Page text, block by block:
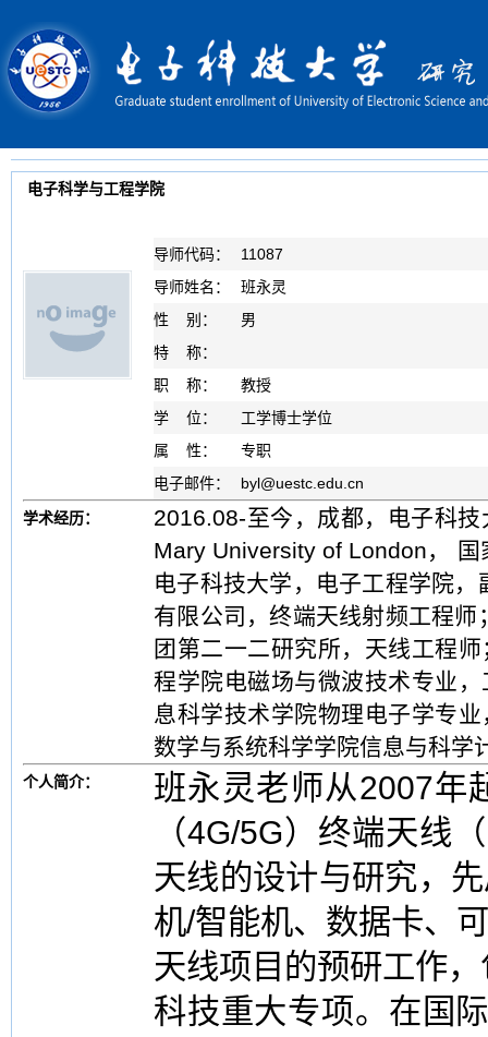
电子科学与工程学院
导师代码：
11087
导师姓名：
班永灵
性 别：
男
特 称：
职 称：
教授
学 位：
工学博士学位
属 性：
专职
电子邮件：
byl@uestc.edu.cn
学术经历：
2016.08-至今，成都，电子科
Mary University of London，
电子科技大学，电子工程学院
有限公司，终端天线射频工程
团第二一二研究所，天线工程
程学院电磁场与微波技术专业
息科学技术学院物理电子学专
数学与系统科学学院信息与科学
个人简介：
班永灵老师从2007年
（4G/5G）终端天线
天线的设计与研究，
机/智能机、数据卡、
天线项目的预研工作
科技重大专项。在国